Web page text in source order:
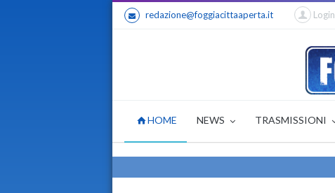
redazione@foggiacittaaperta.it Login
HOME NEWS TRASMISSIONI